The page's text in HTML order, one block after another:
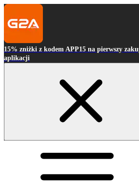
15% zniżki z kodem APP15 na pierwszy
aplikacji